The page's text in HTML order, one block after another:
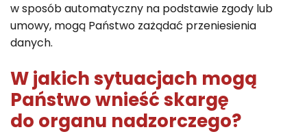
w sposób automatyczny na podstawie zgody lub
umowy, mogą Państwo zażądać przeniesienia
danych.
W jakich sytuacjach mogą
Państwo wnieść skargę
do organu nadzorczego?